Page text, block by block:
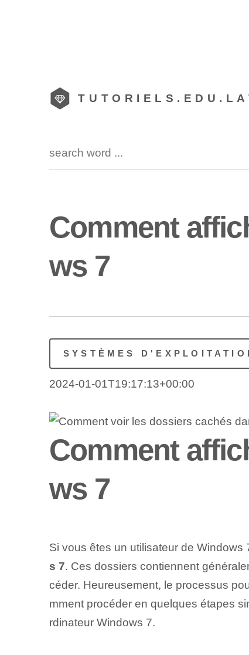
Comment
ws 7
SYSTÈMES
2024-01-01T19:17:13+00:00
Comment
ws 7
Si vous êtes un utilisateur de
s 7. Ces dossiers contiennent
céder. Heureusement, le processus
mment procéder en quelques étapes
rdinateur Windows 7.